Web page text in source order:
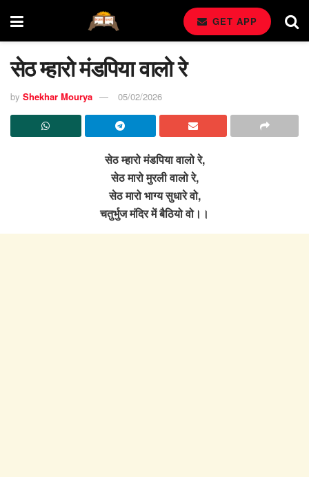
GET APP
सेठ म्हारो मंडपिया वालो रे
by Shekhar Mourya 05/02/2026
सेठ म्हारो मंडपिया वालो रे,
सेठ मारो मुरली वालो रे,
सेठ मारो भाग्य सुधारे वो,
चतुर्भुज मंदिर में बैठियो वो।।